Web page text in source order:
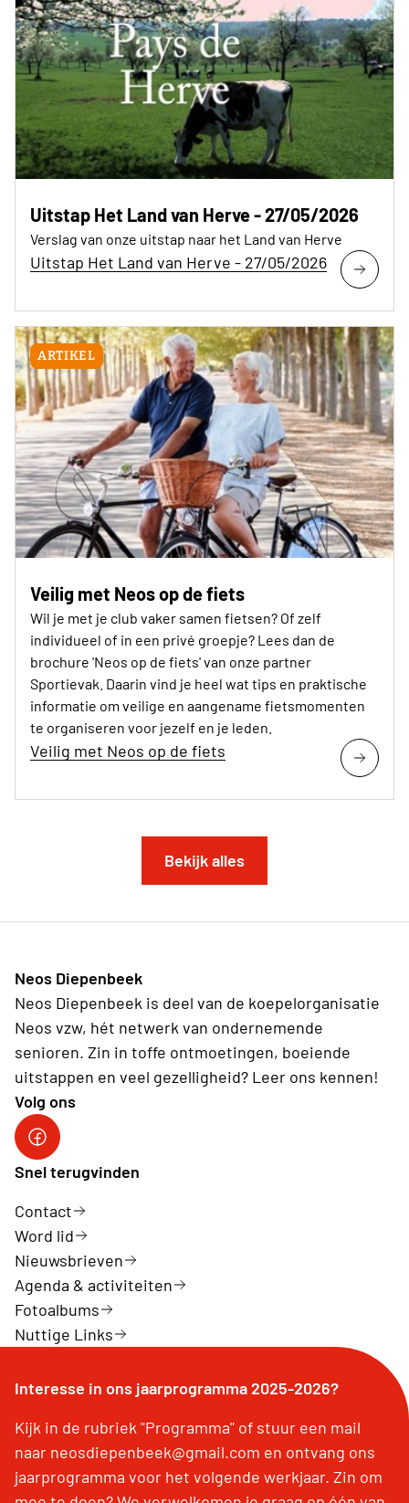
Uitstap Het Land van Herve - 27/05/2026
Verslag van onze uitstap naar het Land van Herve
Uitstap Het Land van Herve - 27/05/2026
ARTIKEL
Veilig met Neos op de fiets
Wil je met je club vaker samen fietsen? Of zelf
individueel of in een privé groepje? Lees dan de
brochure 'Neos op de fiets' van onze partner
Sportievak. Daarin vind je heel wat tips en praktische
informatie om veilige en aangename fietsmomenten
te organiseren voor jezelf en je leden.
Veilig met Neos op de fiets
Bekijk alles
Neos Diepenbeek
Neos Diepenbeek is deel van de koepelorganisatie
Neos vzw, hét netwerk van ondernemende
senioren. Zin in toffe ontmoetingen, boeiende
uitstappen en veel gezelligheid? Leer ons kennen!
Volg ons
Neos Diepenbeek
Snel terugvinden
Contact
Word lid
Nieuwsbrieven
Agenda & activiteiten
Fotoalbums
Nuttige Links
Interesse in ons jaarprogramma 2025-2026?
Kijk in de rubriek "Programma" of stuur een mail
naar neosdiepenbeek@gmail.com en ontvang ons
jaarprogramma voor het volgende werkjaar. Zin om